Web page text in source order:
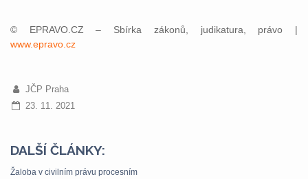
© EPRAVO.CZ – Sbírka zákonů, judikatura, právo |
www.epravo.cz
JČP Praha
23. 11. 2021
DALŠÍ ČLÁNKY:
Žaloba v civilním právu procesním